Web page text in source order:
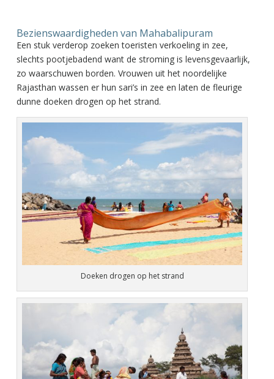
Bezienswaardigheden van Mahabalipuram
Een stuk verderop zoeken toeristen verkoeling in zee,
slechts pootjebadend want de stroming is levensgevaarlijk,
zo waarschuwen borden. Vrouwen uit het noordelijke
Rajasthan wassen er hun sari’s in zee en laten de fleurige
dunne doeken drogen op het strand.
Doeken drogen op het strand